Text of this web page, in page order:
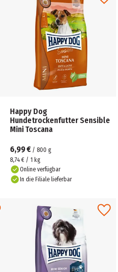
Happy Dog
Hundetrockenfutter Sensible
Mini Toscana
6,99 € / 800 g
8,74 € / 1 kg
Online verfügbar
In die Filiale lieferbar